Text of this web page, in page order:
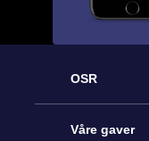
OSR
Kundeservice
Våre gaver